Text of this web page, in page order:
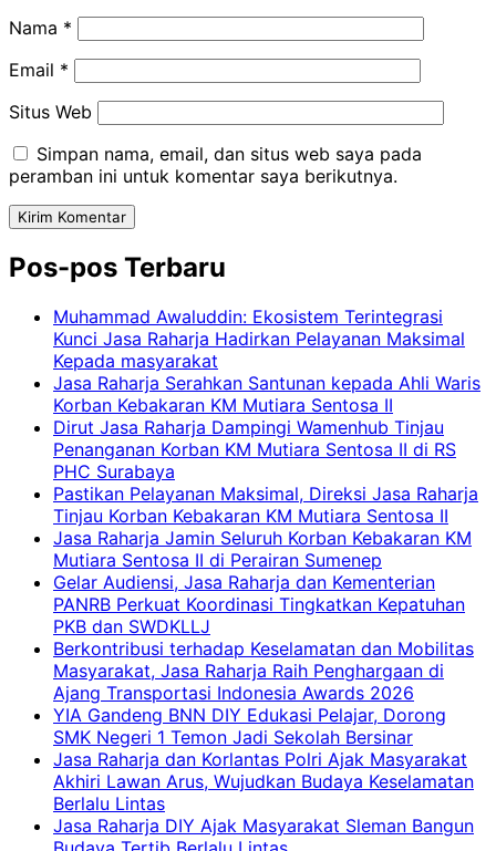
Nama *
Email *
Situs Web
Simpan nama, email, dan situs web saya pada
peramban ini untuk komentar saya berikutnya.
Pos-pos Terbaru
Muhammad Awaluddin: Ekosistem Terintegrasi
Kunci Jasa Raharja Hadirkan Pelayanan Maksimal
Kepada masyarakat
Jasa Raharja Serahkan Santunan kepada Ahli Waris
Korban Kebakaran KM Mutiara Sentosa II
Dirut Jasa Raharja Dampingi Wamenhub Tinjau
Penanganan Korban KM Mutiara Sentosa II di RS
PHC Surabaya
Pastikan Pelayanan Maksimal, Direksi Jasa Raharja
Tinjau Korban Kebakaran KM Mutiara Sentosa II
Jasa Raharja Jamin Seluruh Korban Kebakaran KM
Mutiara Sentosa II di Perairan Sumenep
Gelar Audiensi, Jasa Raharja dan Kementerian
PANRB Perkuat Koordinasi Tingkatkan Kepatuhan
PKB dan SWDKLLJ
Berkontribusi terhadap Keselamatan dan Mobilitas
Masyarakat, Jasa Raharja Raih Penghargaan di
Ajang Transportasi Indonesia Awards 2026
YIA Gandeng BNN DIY Edukasi Pelajar, Dorong
SMK Negeri 1 Temon Jadi Sekolah Bersinar
Jasa Raharja dan Korlantas Polri Ajak Masyarakat
Akhiri Lawan Arus, Wujudkan Budaya Keselamatan
Berlalu Lintas
Jasa Raharja DIY Ajak Masyarakat Sleman Bangun